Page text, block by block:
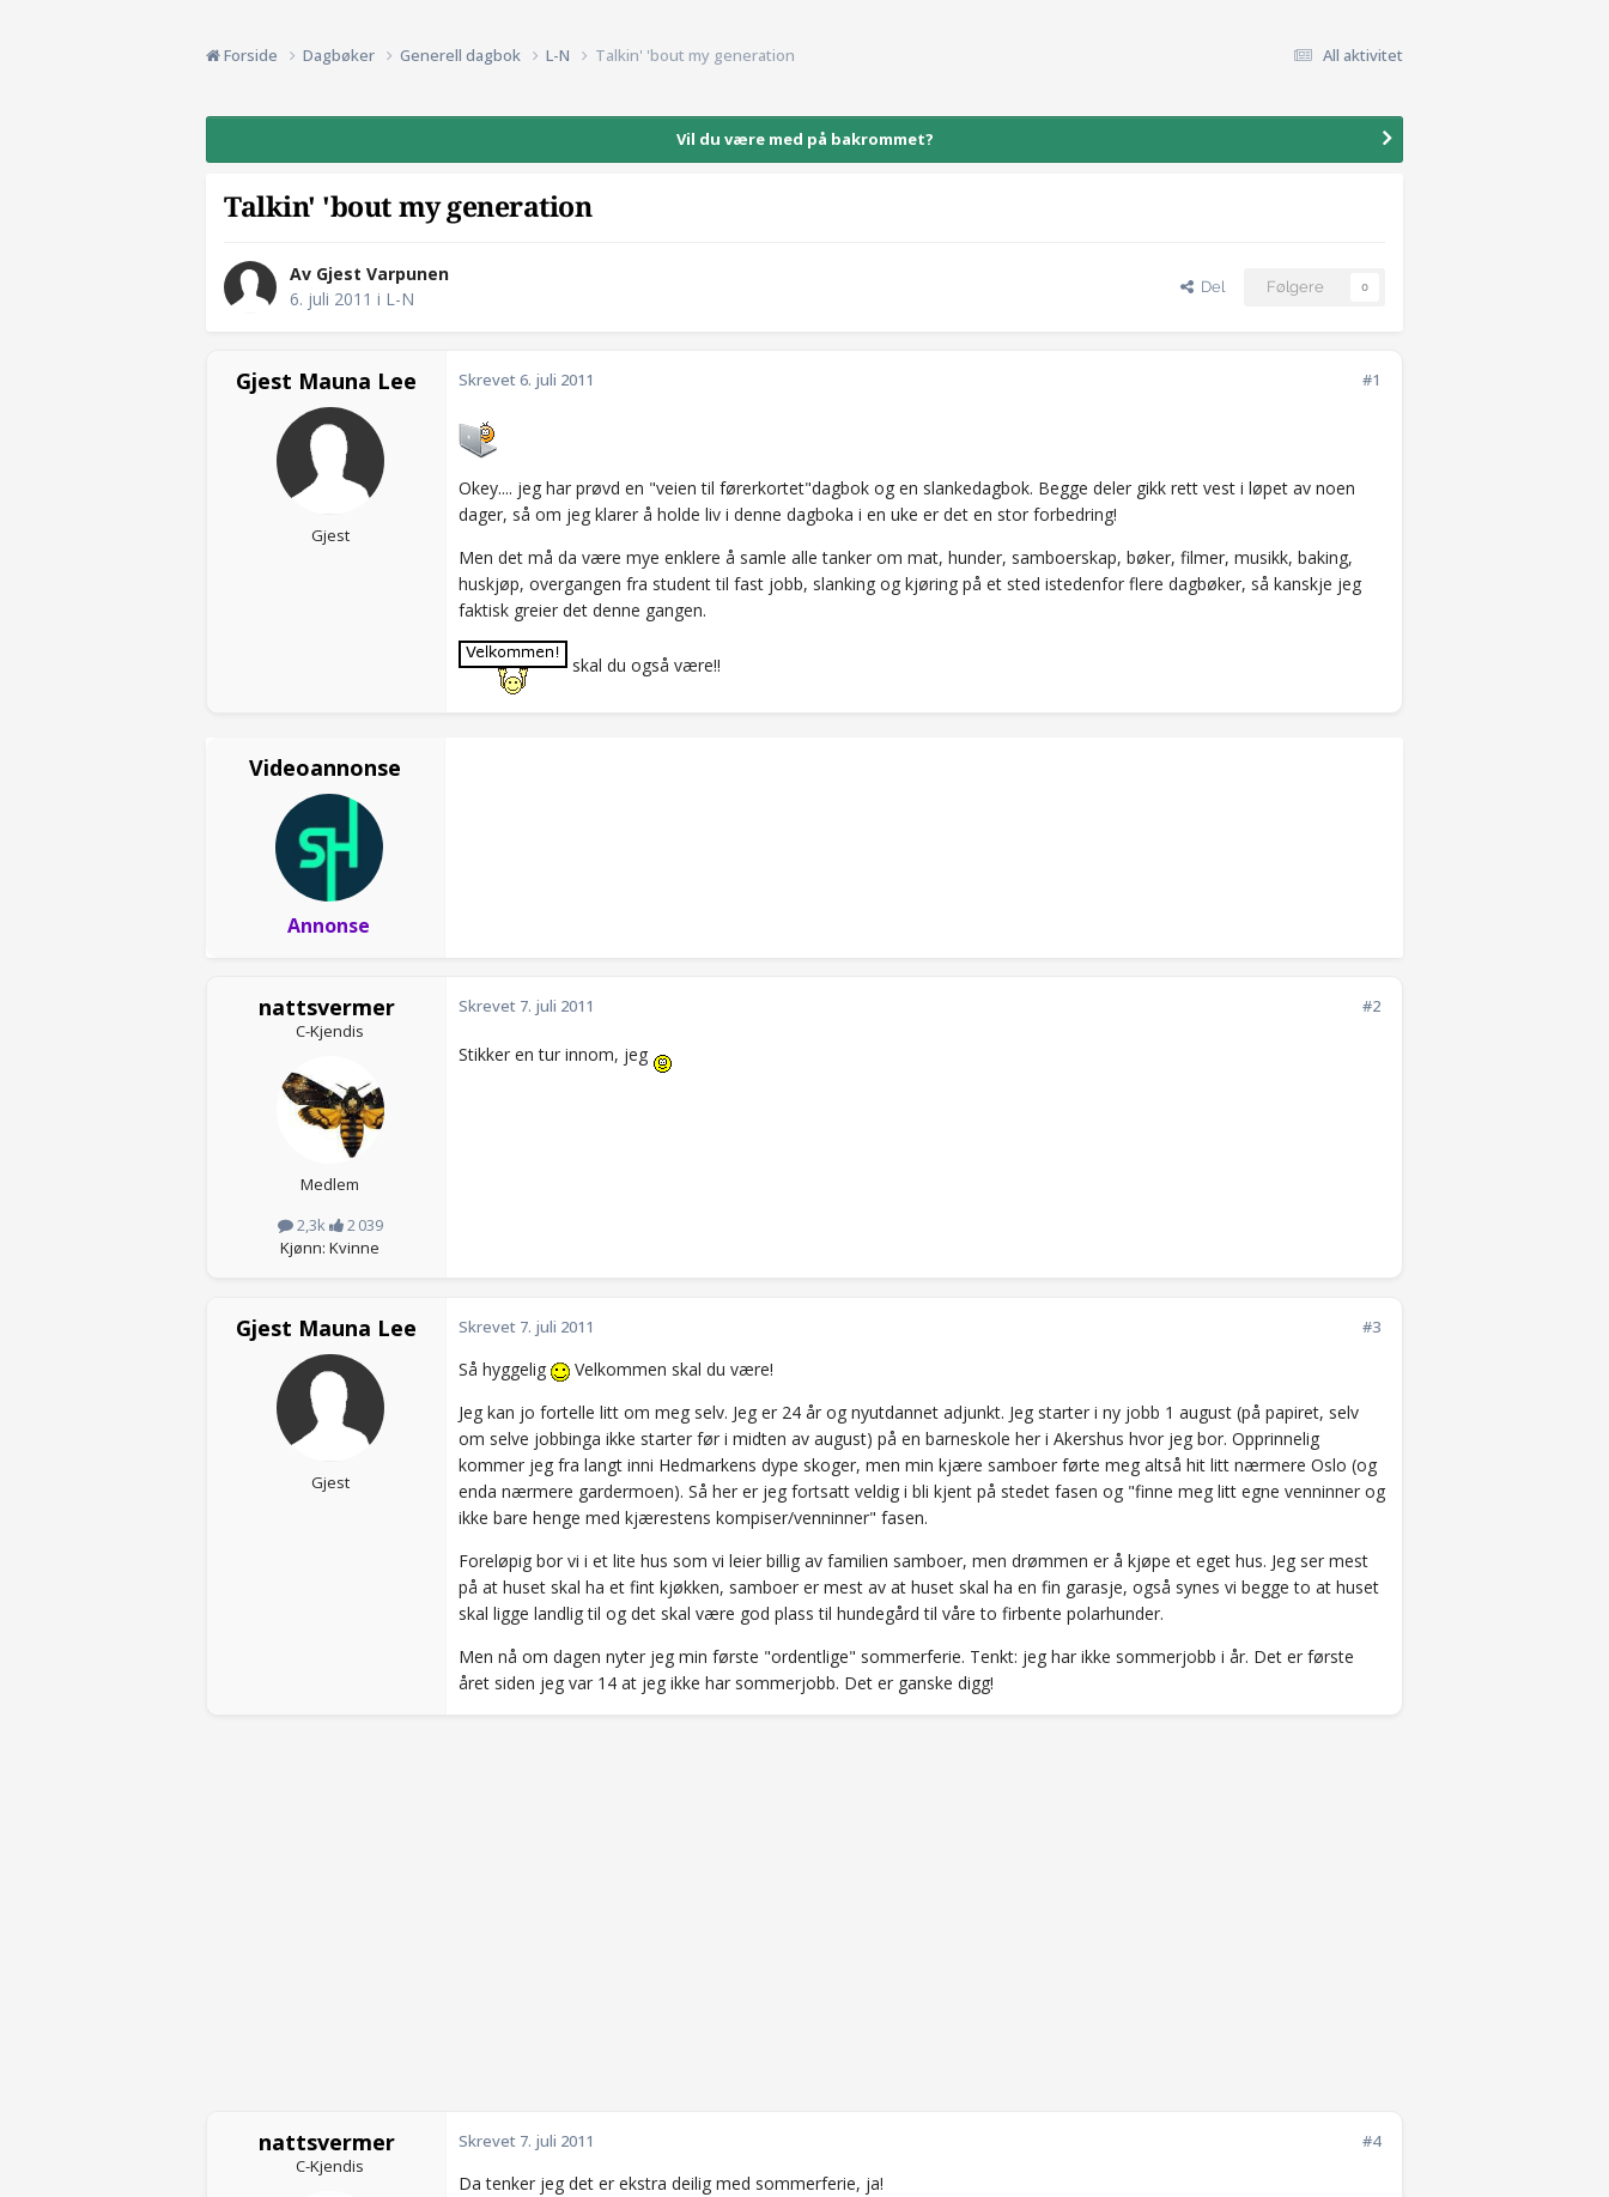
All aktivitet
Forside Dagbøker Generell dagbok L-N Talkin' 'bout my generation
Vil du være med på bakrommet?
Talkin' 'bout my generation
Av Gjest Varpunen
6. juli 2011 i L-N
Del Følgere 0
Gjest Mauna Lee
Gjest
#1
Skrevet6. juli 2011
Okey.... jeg har prøvd en "veien til førerkortet"dagbok og en slankedagbok. Begge deler gikk rett vest i løpet av noen
dager, så om jeg klarer å holde liv i denne dagboka i en uke er det en stor forbedring!
Men det må da være mye enklere å samle alle tanker om mat, hunder, samboerskap, bøker, filmer, musikk, baking,
huskjøp, overgangen fra student til fast jobb, slanking og kjøring på et sted istedenfor flere dagbøker, så kanskje jeg
faktisk greier det denne gangen.
skal du også være!!
Videoannonse
Annonse
nattsvermer
C-Kjendis
Medlem
2,3k
2 039
Kjønn: Kvinne
#2
Skrevet 7. juli 2011
Stikker en tur innom, jeg
Gjest Mauna Lee
Gjest
#3
Skrevet 7. juli 2011
Så hyggelig
Velkommen skal du være!
Jeg kan jo fortelle litt om meg selv. Jeg er 24 år og nyutdannet adjunkt. Jeg starter i ny jobb 1 august (på papiret, selv
om selve jobbinga ikke starter før i midten av august) på en barneskole her i Akershus hvor jeg bor. Opprinnelig
kommer jeg fra langt inni Hedmarkens dype skoger, men min kjære samboer førte meg altså hit litt nærmere Oslo (og
enda nærmere gardermoen). Så her er jeg fortsatt veldig i bli kjent på stedet fasen og "finne meg litt egne venninner og
ikke bare henge med kjærestens kompiser/venninner" fasen.
Foreløpig bor vi i et lite hus som vi leier billig av familien samboer, men drømmen er å kjøpe et eget hus. Jeg ser mest
på at huset skal ha et fint kjøkken, samboer er mest av at huset skal ha en fin garasje, også synes vi begge to at huset
skal ligge landlig til og det skal være god plass til hundegård til våre to firbente polarhunder.
Men nå om dagen nyter jeg min første "ordentlige" sommerferie. Tenkt: jeg har ikke sommerjobb i år. Det er første
året siden jeg var 14 at jeg ikke har sommerjobb. Det er ganske digg!
nattsvermer
C-Kjendis
#4
Skrevet 7. juli 2011
Da tenker jeg det er ekstra deilig med sommerferie, ja!